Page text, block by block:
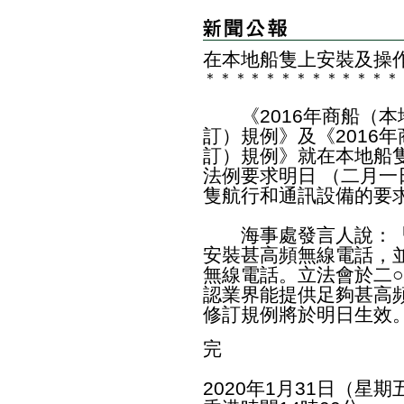
在本地船隻上安裝及操
＊ ＊ ＊ ＊ ＊ ＊ ＊ ＊ ＊ ＊ ＊ ＊ ＊
《2016年商船（本
訂）規例》及《2016
訂）規例》就在本地船
法例要求明日 （二月
隻航行和通訊設備的要
海事處發言人說：「
安裝甚高頻無線電話，
無線電話。立法會於二
認業界能提供足夠甚高
修訂規例將於明日生效
完
2020年1月31日（星期